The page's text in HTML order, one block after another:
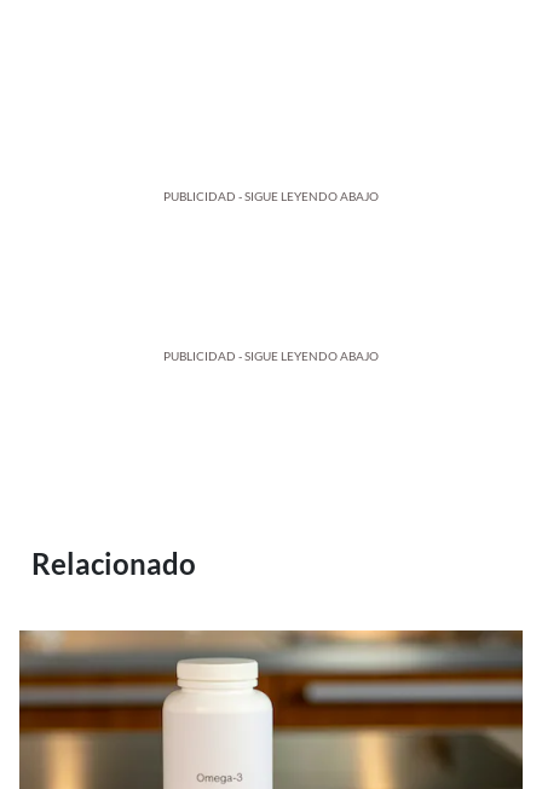
PUBLICIDAD - SIGUE LEYENDO ABAJO
PUBLICIDAD - SIGUE LEYENDO ABAJO
Relacionado